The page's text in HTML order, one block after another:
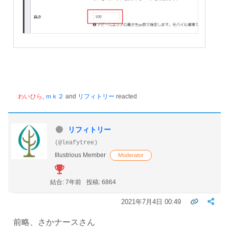
わいひら ｍｋ２ and リフィトリー reacted
リフィトリー
(@leafytree)
Illustrious Member
Moderator
結合: 7年前 投稿: 6864
2021年7月4日 00:49
前略、さかナースさん